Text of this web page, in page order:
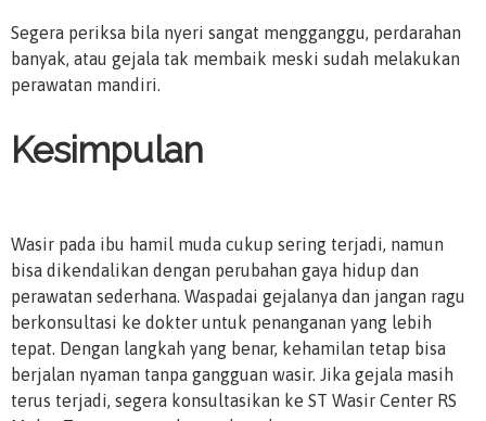
Segera periksa bila nyeri sangat mengganggu, perdarahan
banyak, atau gejala tak membaik meski sudah melakukan
perawatan mandiri.
Kesimpulan
Wasir pada ibu hamil muda cukup sering terjadi, namun
bisa dikendalikan dengan perubahan gaya hidup dan
perawatan sederhana. Waspadai gejalanya dan jangan ragu
berkonsultasi ke dokter untuk penanganan yang lebih
tepat. Dengan langkah yang benar, kehamilan tetap bisa
berjalan nyaman tanpa gangguan wasir. Jika gejala masih
terus terjadi, segera konsultasikan ke ST Wasir Center RS